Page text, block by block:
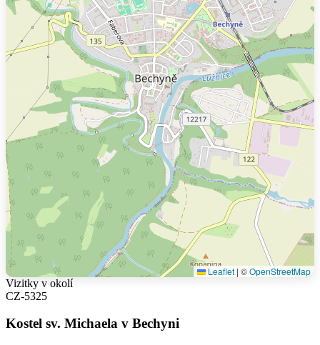
Leaflet | ©OpenStreetMap
Vizitky v okolí
CZ-5325
Kostel sv. Michaela v Bechyni